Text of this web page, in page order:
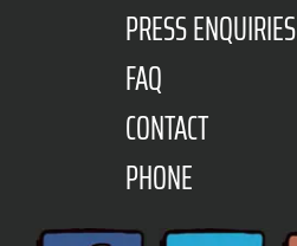
PRESS ENQUIRIES
FAQ
CONTACT
PHONE